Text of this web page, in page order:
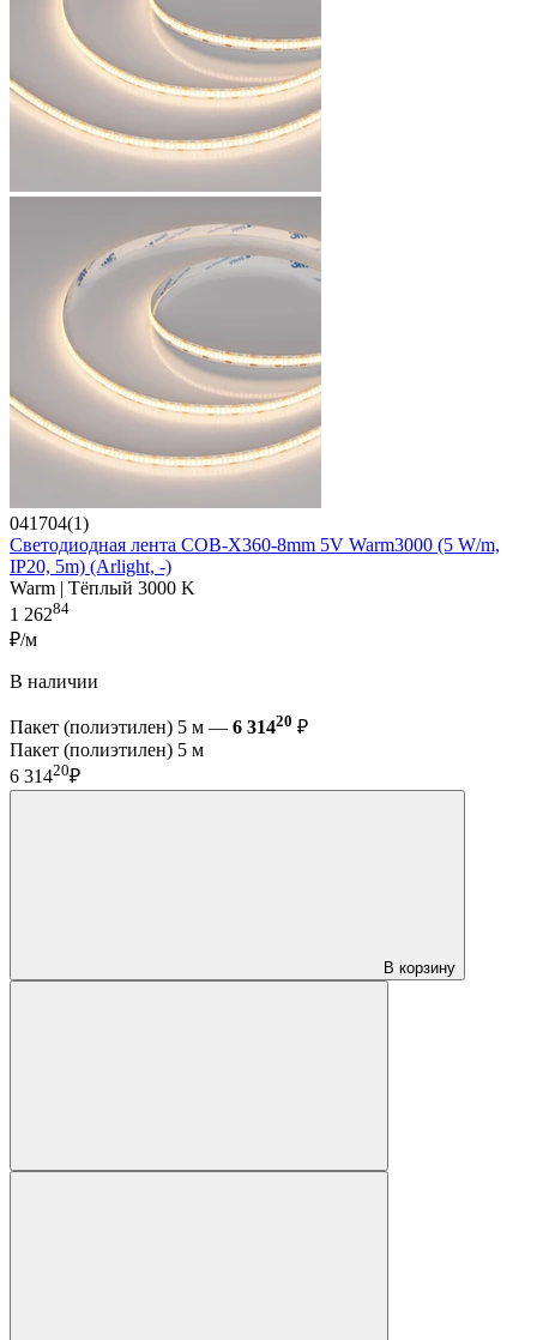
041704(1)
Светодиодная лента COB-X360-8mm 5V Warm3000 (5 W/m,
IP20, 5m) (Arlight, -)
Warm | Тёплый 3000 K
1 26284
₽/м
В наличии
Пакет (полиэтилен) 5 м — 6 31420 ₽
Пакет (полиэтилен) 5 м
6 31420₽
В корзину